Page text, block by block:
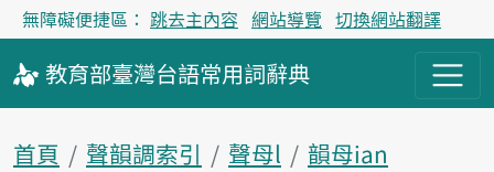
無障礙便捷區： 跳去主內容 網站導覽 切換網站翻譯
教育部臺灣台語常用詞辭典
首頁 聲韻調索引 聲母l
韻母ian